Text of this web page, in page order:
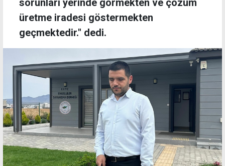
sorunları yerinde görmekten ve çözüm
üretme iradesi göstermekten
geçmektedir." dedi.